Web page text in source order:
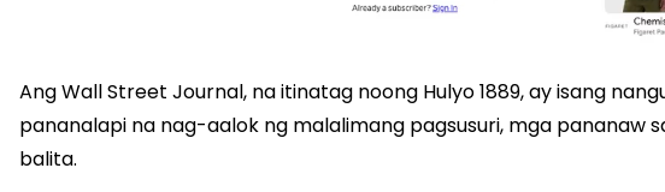
Ang Wall Street Journal, na itinatag noong Hulyo 1889, ay isang
pananalapi na nag-aalok ng malalimang pagsusuri, mga pananaw
balita.